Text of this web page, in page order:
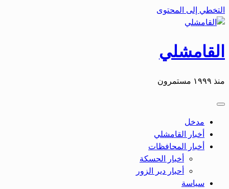
التخطي إلى المحتوى
القامشلي
منذ ١٩٩٩ مستمرون
مدخل
أخبار القامشلي
أخبار المحافظات
أخبار الحسكة
أحبار دير الزور
سياسة